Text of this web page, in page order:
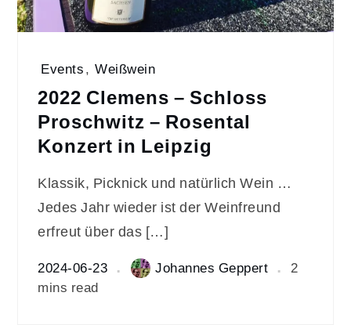
Events, Weißwein
2022 Clemens – Schloss
Proschwitz – Rosental
Konzert in Leipzig
Klassik, Picknick und natürlich Wein …
Jedes Jahr wieder ist der Weinfreund
erfreut über das […]
2024-06-23 Johannes Geppert
2
mins read